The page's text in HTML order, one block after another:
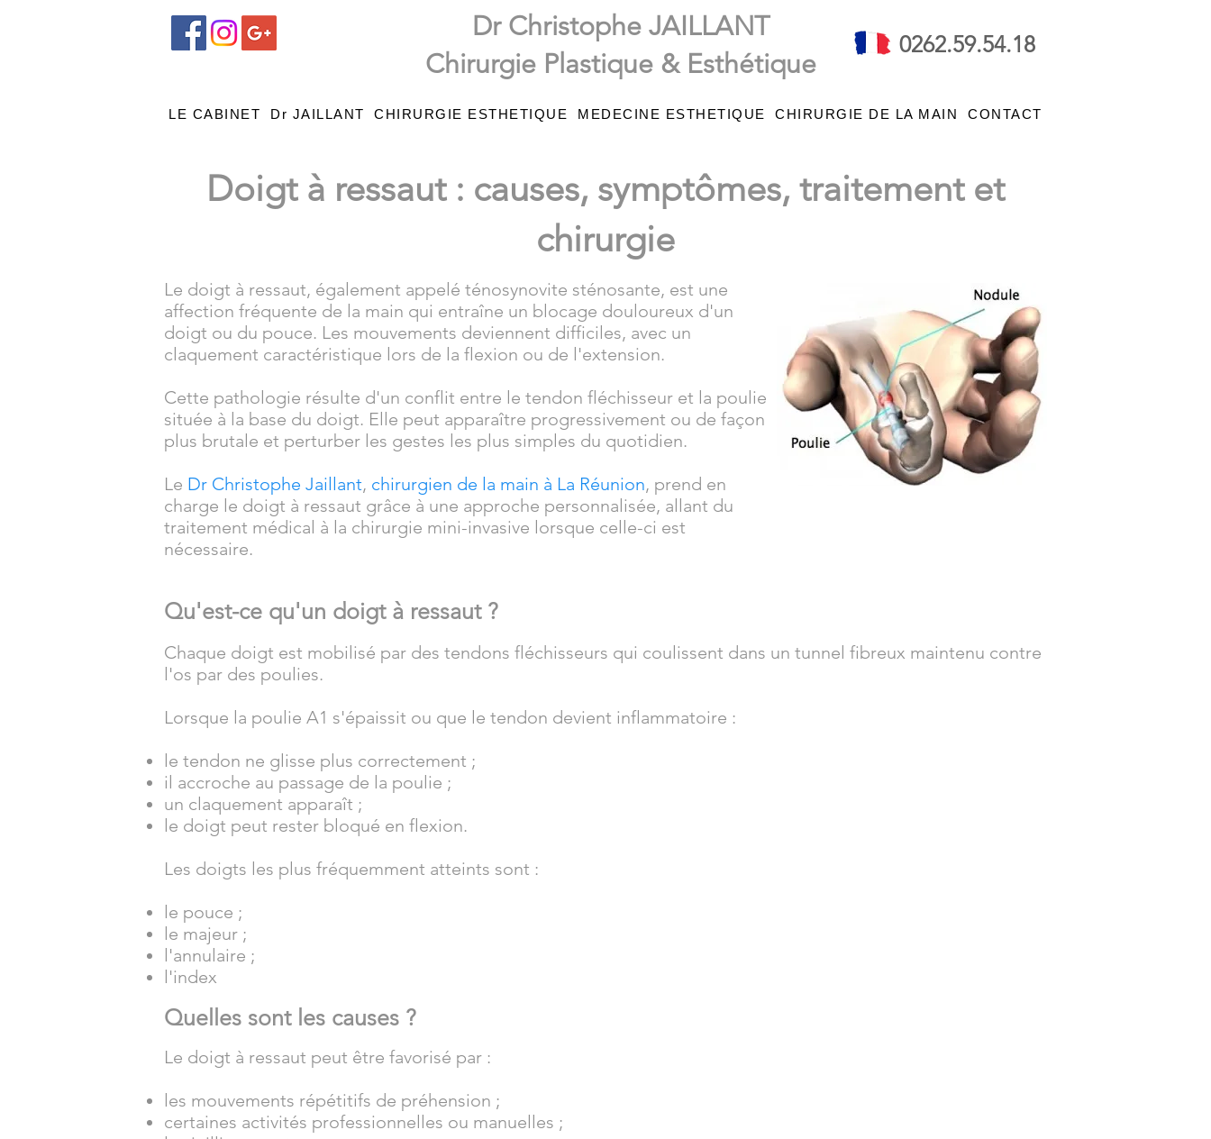
Dr Christophe JAILLANT
Chirurgie Plastique & Esthétique
0262.59.54.18
LE CABINET Dr JAILLANT CHIRURGIE ESTHETIQUE MEDECINE ESTHETIQUE CHIRURGIE DE LA MAIN CONTACT
Doigt à ressaut : causes, symptômes, traitement et
chirurgie
Le doigt à ressaut, également appelé ténosynovite sténosante, est une
affection fréquente de la main qui entraîne un blocage douloureux d'un
doigt ou du pouce. Les mouvements deviennent difficiles, avec un
claquement caractéristique lors de la flexion ou de l'extension.
Cette pathologie résulte d'un conflit entre le tendon fléchisseur et la poulie
située à la base du doigt. Elle peut apparaître progressivement ou de façon
plus brutale et perturber les gestes les plus simples du quotidien.
Le Dr Christophe Jaillant, chirurgien de la main à La Réunion, prend en
charge le doigt à ressaut grâce à une approche personnalisée, allant du
traitement médical à la chirurgie mini-invasive lorsque celle-ci est
nécessaire.
Qu'est-ce qu'un doigt à ressaut ?
Chaque doigt est mobilisé par des tendons fléchisseurs qui coulissent dans un tunnel fibreux maintenu contre
l'os par des poulies.
Lorsque la poulie A1 s'épaissit ou que le tendon devient inflammatoire :
le tendon ne glisse plus correctement ;
il accroche au passage de la poulie ;
un claquement apparaît ;
le doigt peut rester bloqué en flexion.
Les doigts les plus fréquemment atteints sont :
le pouce ;
le majeur ;
l'annulaire ;
l'index
Quelles sont les causes ?
Le doigt à ressaut peut être favorisé par :
les mouvements répétitifs de préhension ;
certaines activités professionnelles ou manuelles ;